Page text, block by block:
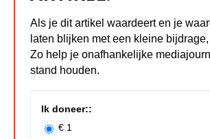
Als je dit artikel waardeert en je
laten blijken met een kleine
Zo help je onafhankelijke
stand houden.
Ik doneer::
€ 1